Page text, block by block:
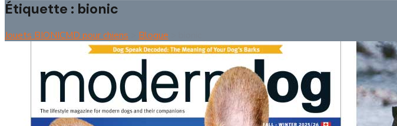
Étiquette : bionic
Jouets BIONICMD pour chiens Blogue